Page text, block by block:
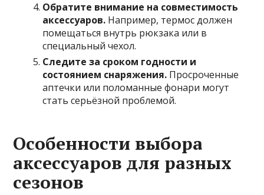
Обратите внимание на совместимость
аксессуаров. Например, термос должен
помещаться внутрь рюкзака или в
специальный чехол.
Следите за сроком годности и
состоянием снаряжения. Просроченные
аптечки или поломанные фонари могут
стать серьёзной проблемой.
Особенности выбора
аксессуаров для разных
сезонов